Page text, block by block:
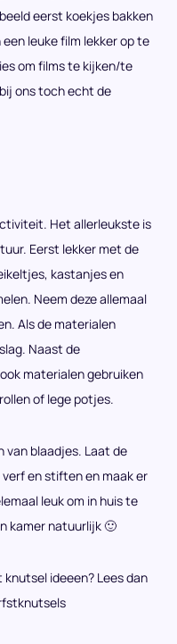
eerst koekjes bakken
leuke film lekker op te
om films te kijken/te
ons toch echt de
Het allerleukste is
Eerst lekker met de
kastanjes en
Neem deze allemaal
Als de materialen
Naast de
materialen gebruiken
of lege potjes.
van blaadjes. Laat de
en stiften en maak er
leuk om in huis te
kamer natuurlijk 🙂
ideeen? Lees dan